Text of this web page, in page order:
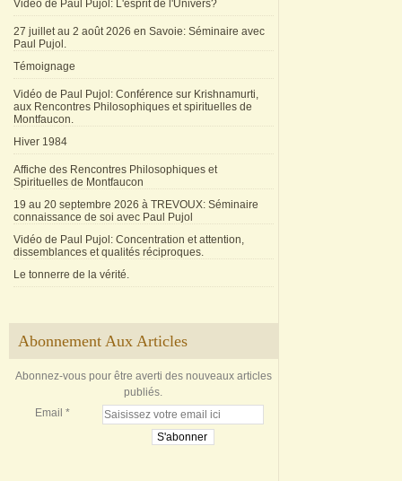
Vidéo de Paul Pujol: L'esprit de l'Univers?
27 juillet au 2 août 2026 en Savoie: Séminaire avec
Paul Pujol.
Témoignage
Vidéo de Paul Pujol: Conférence sur Krishnamurti,
aux Rencontres Philosophiques et spirituelles de
Montfaucon.
Hiver 1984
Affiche des Rencontres Philosophiques et
Spirituelles de Montfaucon
19 au 20 septembre 2026 à TREVOUX: Séminaire
connaissance de soi avec Paul Pujol
Vidéo de Paul Pujol: Concentration et attention,
dissemblances et qualités réciproques.
Le tonnerre de la vérité.
Abonnement Aux Articles
Abonnez-vous pour être averti des nouveaux articles
publiés.
Email